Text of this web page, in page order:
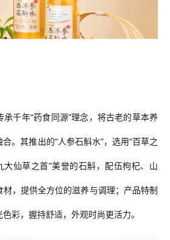
承千年“药食同源”理念，将古老的草本养
。其推出的“人参石斛水”，选用“百草之
大仙草之首”美誉的石斛，配伍枸杞、山
，提供全方位的滋养与调理；产品特制
彩，握持舒适，外观时尚更活力。